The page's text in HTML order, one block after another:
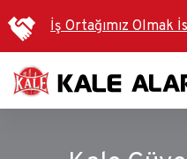
içeriğe
atla
İş Ortağımız Olmak